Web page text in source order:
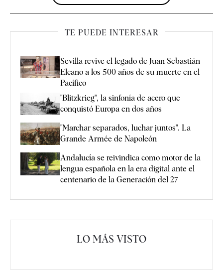
TE PUEDE INTERESAR
Sevilla revive el legado de Juan Sebastián
Elcano a los 500 años de su muerte en el
Pacífico
"Blitzkrieg", la sinfonía de acero que
conquistó Europa en dos años
"Marchar separados, luchar juntos". La
Grande Armée de Napoleón
Andalucía se reivindica como motor de la
lengua española en la era digital ante el
centenario de la Generación del 27
LO MÁS VISTO